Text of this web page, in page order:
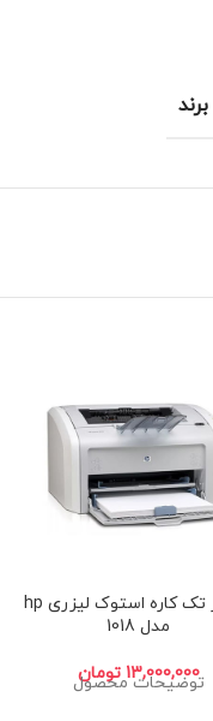
برند
پرینتر تک کاره استوک لیزری hp
مدل 1018
تومان
توضیحات محصول